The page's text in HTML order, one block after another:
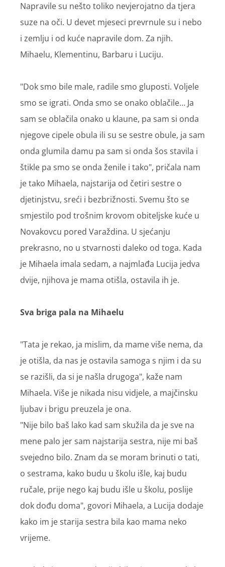
Napravile su nešto toliko nevjerojatno da tjera
suze na oči. U devet mjeseci prevrnule su i nebo
i zemlju i od kuće napravile dom. Za njih.
Mihaelu, Klementinu, Barbaru i Luciju.
"Dok smo bile male, radile smo gluposti. Voljele
smo se igrati. Onda smo se onako oblačile… Ja
sam se oblačila onako u klaune, pa sam si onda
njegove cipele obula ili su se sestre obule, ja sam
onda glumila damu pa sam si onda šos stavila i
štikle pa smo se onda ženile i tako", pričala nam
je tako Mihaela, najstarija od četiri sestre o
djetinjstvu, sreći i bezbrižnosti. Svemu što se
smjestilo pod trošnim krovom obiteljske kuće u
Novakovcu pored Varaždina. U sjećanju
prekrasno, no u stvarnosti daleko od toga. Kada
je Mihaela imala sedam, a najmlađa Lucija jedva
dvije, njihova je mama otišla, ostavila ih je.
Sva briga pala na Mihaelu
"Tata je rekao, ja mislim, da mame više nema, da
je otišla, da nas je ostavila samoga s njim i da su
se razišli, da si je našla drugoga", kaže nam
Mihaela. Više je nikada nisu vidjele, a majčinsku
ljubav i brigu preuzela je ona.
"Nije bilo baš lako kad sam skužila da je sve na
mene palo jer sam najstarija sestra, nije mi baš
svejedno bilo. Znam da se moram brinuti o tati,
o sestrama, kako budu u školu išle, kaj budu
ručale, prije nego kaj budu išle u školu, poslije
dok dođu doma", govori Mihaela, a Lucija dodaje
kako im je starija sestra bila kao mama neko
vrijeme.